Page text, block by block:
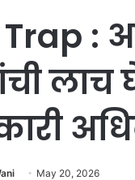
Trap :
लाच
May 20, 2026